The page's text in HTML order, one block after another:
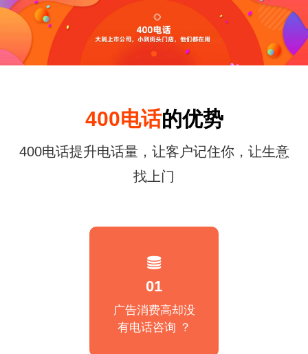
全国400电话受理中心
400-0536-400
400电话的优势
400电话提升电话量，让客户记住你，让生意
找上门
01
广告消费高却没
有电话咨询 ？